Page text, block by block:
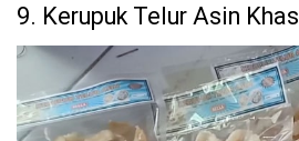
9. Kerupuk Telur Asin